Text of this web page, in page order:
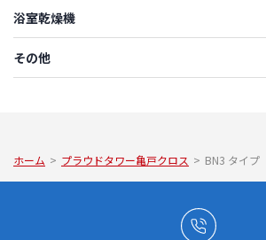
浴室乾燥機
その他
ホーム > プラウドタワー亀戸クロス > BN3 タイプ